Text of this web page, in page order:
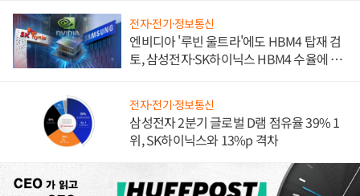
전자·전기·정보통신
엔비디아 '루빈 울트라'에도 HBM4 탑재 검
토, 삼성전자·SK하이닉스 HBM4 수율에 주
전자·전기·정보통신
삼성전자 2분기 글로벌 D램 점유율 39% 1
위, SK하이닉스와 13%p 격차